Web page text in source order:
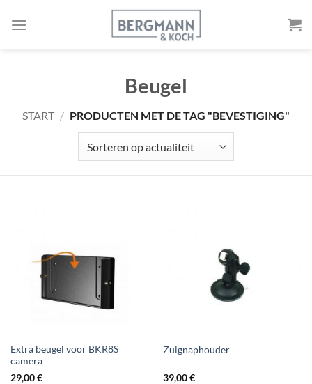
Beugel
START / PRODUCTEN MET DE TAG "BEVESTIGING"
Extra beugel voor BKR8S
camera
29,00€
Zuignaphouder
39,00€